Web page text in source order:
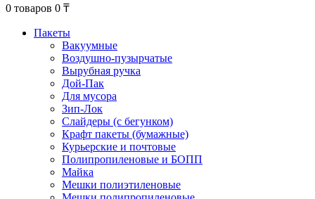
0 товаров 0 ₸
Пакеты
Вакуумные
Воздушно-пузырчатые
Вырубная ручка
Дой-Пак
Для мусора
Зип-Лок
Слайдеры (с бегунком)
Крафт пакеты (бумажные)
Курьерские и почтовые
Полипропиленовые и БОПП
Майка
Мешки полиэтиленовые